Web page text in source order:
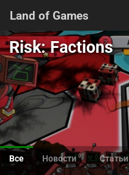
Land of Games
Risk: Factions
Все Новости 0 Статьи